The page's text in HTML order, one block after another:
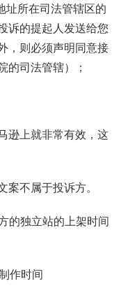
址所在司法管辖区的
诉的提起人发送给您
，则必须声明同意接
的司法管辖）；
逊上就非常有效，这
不属于投诉方。
的独立站的上架时间
作时间